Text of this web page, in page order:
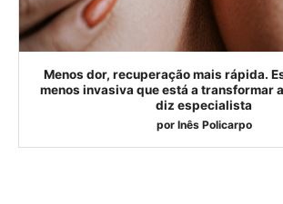
Menos dor, recuperação mais rápida.
menos invasiva que está a transformar
diz especialista
por Inês Policarpo